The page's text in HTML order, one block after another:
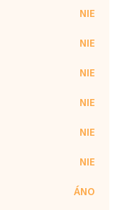
NIE
NIE
NIE
NIE
NIE
NIE
ÁNO